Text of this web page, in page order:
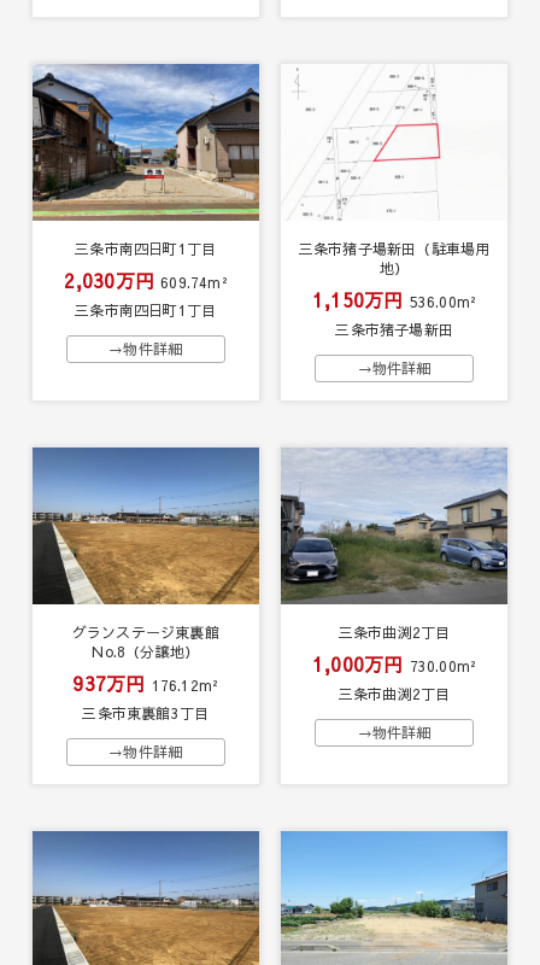
三条市南四日町1丁目
2,030万円609.74m²
三条市南四日町1丁目
→物件詳細
三条市猪子場新田（駐車場用
地）
1,150万円 536.00m²
三条市猪子場新田
→物件詳細
グランステージ東裏館
No.8（分譲地）
937万円 176.12m²
三条市東裏館3丁目
→物件詳細
三条市曲渕2丁目
1,000万円 730.00m²
三条市曲渕2丁目
→物件詳細